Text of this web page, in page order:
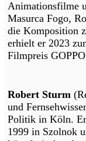
Animationsfilme
Masurca Fogo,
die Komposition
erhielt er 2023
Filmpreis
Robert Sturm
und
Politik in Köln.
1999 in Szolnok